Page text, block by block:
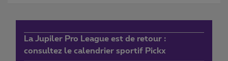
La Jupiler Pro League est de retour :
consultez le calendrier sportif Pickx